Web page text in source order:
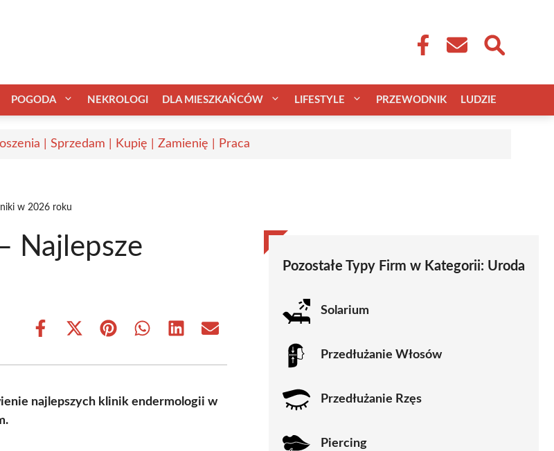
POGODA NEKROLOGI DLA MIESZKAŃCÓW LIFESTYLE PRZEWODNIK LUDZIE
| Sprzedam | Kupię | Zamienię | Praca
w 2026 roku
Najlepsze
Share
Share
(Twitter)
Share Share Share Share
najlepszych klinik endermologii w
Pozostałe Typy Firm w Kategorii: Uroda
Solarium
Przedłużanie Włosów
Przedłużanie Rzęs
Piercing